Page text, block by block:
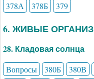
378А
378Б 379
6. ЖИВЫЕ
28. Кладовая солнца
Вопросы 380Б 380В